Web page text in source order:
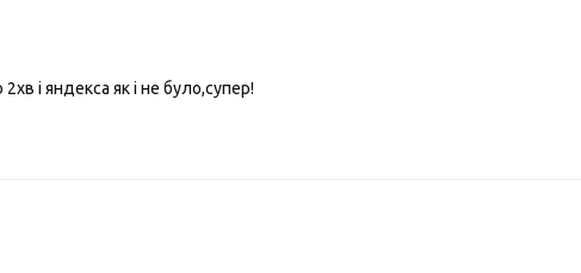
і яндекса як і не було,супер!